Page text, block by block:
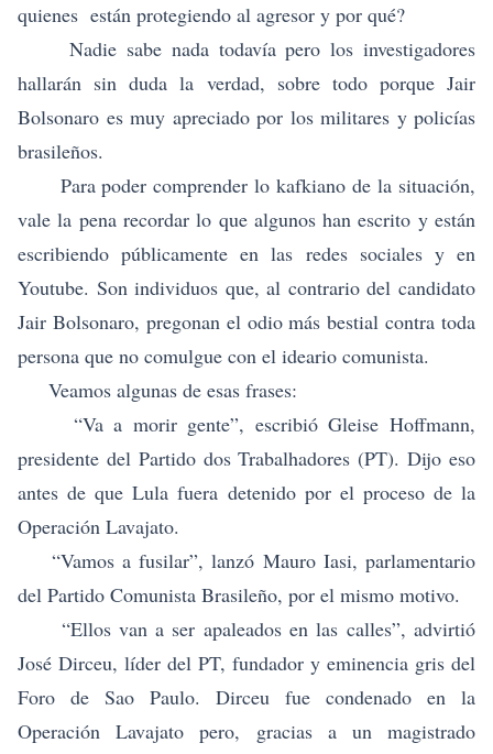
quienes están protegiendo al agresor y por qué?
Nadie sabe nada todavía pero los investigadores
hallarán sin duda la verdad, sobre todo porque Jair
Bolsonaro es muy apreciado por los militares y policías
brasileños.
Para poder comprender lo kafkiano de la situación,
vale la pena recordar lo que algunos han escrito y están
escribiendo públicamente en las redes sociales y en
Youtube. Son individuos que, al contrario del candidato
Jair Bolsonaro, pregonan el odio más bestial contra toda
persona que no comulgue con el ideario comunista.
Veamos algunas de esas frases:
“Va a morir gente”, escribió Gleise Hoffmann,
presidente del Partido dos Trabalhadores (PT). Dijo eso
antes de que Lula fuera detenido por el proceso de la
Operación Lavajato.
“Vamos a fusilar”, lanzó Mauro Iasi, parlamentario
del Partido Comunista Brasileño, por el mismo motivo.
“Ellos van a ser apaleados en las calles”, advirtió
José Dirceu, líder del PT, fundador y eminencia gris del
Foro de Sao Paulo. Dirceu fue condenado en la
Operación Lavajato pero, gracias a un magistrado